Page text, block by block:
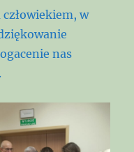
człowiekiem, w
nas